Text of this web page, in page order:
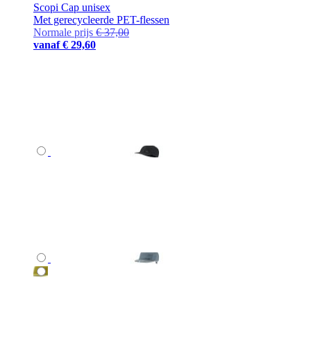
Scopi Cap unisex
Met gerecycleerde PET-flessen
Normale prijs € 37,00
vanaf € 29,60